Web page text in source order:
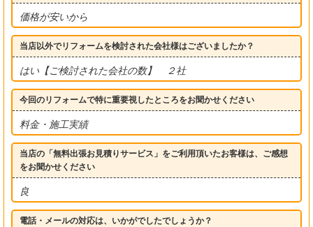
価格が安いから
当店以外でリフォームを検討された会社様はございましたか？
はい【ご検討された会社の数】 ２社
今回のリフォームで特に重要視したところをお聞かせください
料金・施工実績
当店の「無料出張お見積りサービス」をご利用頂いたお客様は、ご感想
をお聞かせください
良
電話・メールの対応は、いかがでしたでしょうか？